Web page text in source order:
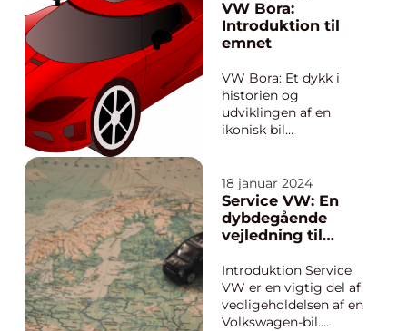
VW Bora:
Introduktion til
emnet
VW Bora: Et dykk i
historien og
udviklingen af en
ikonisk bil
der har fanget
interessen hos mange
bilentusiaster og bil-
ejere verden over.
konstruktion, stilfulde
design og
pålidelighed har VW
Bo...
18 januar 2024
Service VW: En
dybdegående
vejledning til
Introduktion Service
VW er en vigtig del af
vedligeholdelsen af en
Volkswagen-bil.